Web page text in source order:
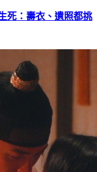
死：壽衣、遺照都挑